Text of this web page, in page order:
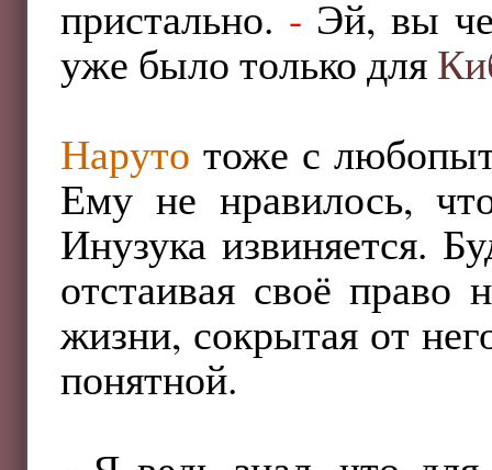
пристально. - Эй, вы
уже было только для
Наруто тоже с
Ему не нравилось,
Инузука извиняется.
отстаивая своё право
жизни, сокрытая от
понятной.